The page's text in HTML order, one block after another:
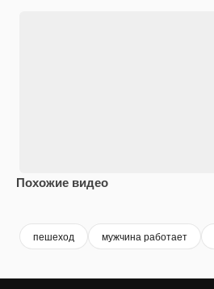
Похожие видео
пешеход мужчина работает